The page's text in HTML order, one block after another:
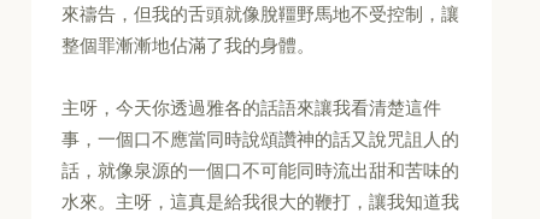
來禱告，但我的舌頭就像脫韁野馬地不受控制，讓
整個罪漸漸地佔滿了我的身體。
主呀，今天你透過雅各的話語來讓我看清楚這件
事，一個口不應當同時說頌讚神的話又說咒詛人的
話，就像泉源的一個口不可能同時流出甜和苦味的
水來。主呀，這真是給我很大的鞭打，讓我知道我